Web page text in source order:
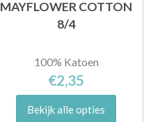
MAYFLOWER COTTON
8/4
100% Katoen
€2,35
Bekijk alle opties